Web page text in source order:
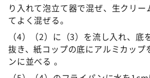
り入れて泡立て器で混ぜ、生クリー
てよく混ぜる。
（4）（2）に（3）を流し入れ、底
抜き、紙コップの底にアルミカップ
ンに並べる 。